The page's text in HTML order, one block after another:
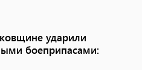
ударили
боеприпасами: